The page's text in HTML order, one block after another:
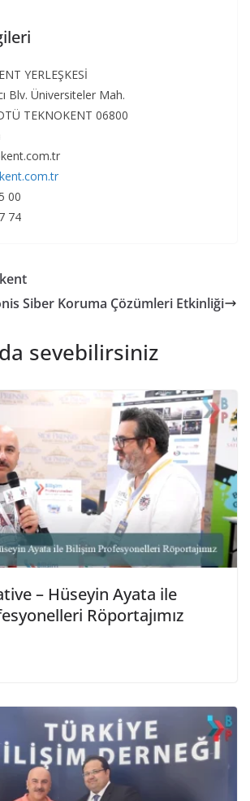
YERLEŞKESİ
Blv. Üniversiteler Mah.
TEKNOKENT 06800
00
74
Siber Koruma Çözümleri Etkinliği
sevebilirsiniz
– Hüseyin Ayata ile
Röportajımız